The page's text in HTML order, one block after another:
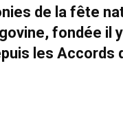
de la fête
fondée il
les Accords